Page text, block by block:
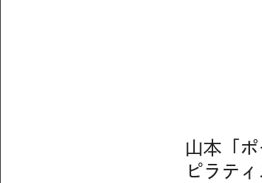
山本「
ピラティ